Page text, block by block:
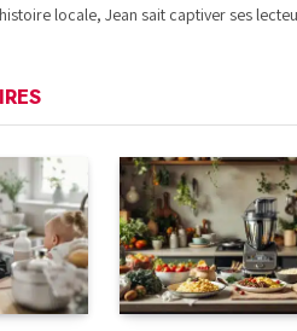
locale, Jean sait captiver ses